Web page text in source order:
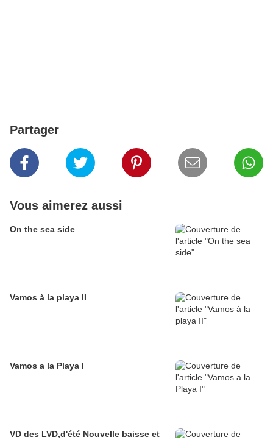
Partager
Vous aimerez aussi
On the sea side
Vamos à la playa II
Vamos a la Playa I
VD des LVD,d'été Nouvelle baisse et